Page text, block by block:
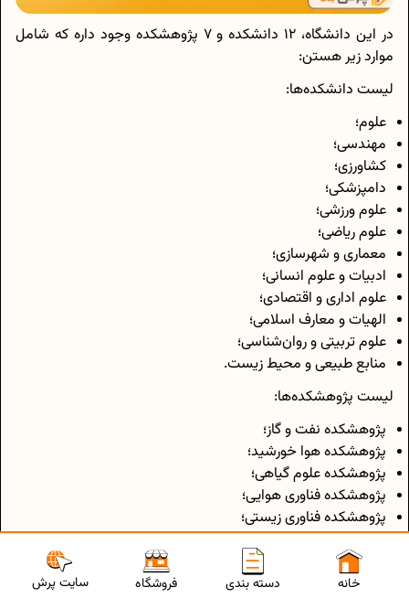
در این دانشگاه، 12 دانشکده و 7 پژوهشکده وجود داره که شامل
موارد زیر هستن:
لیست دانشکده‌ها:
علوم؛
مهندسی؛
کشاورزی؛
دامپزشکی؛
علوم ورزشی؛
علوم ریاضی؛
معماری و شهرسازی؛
ادبیات و علوم انسانی؛
علوم اداری و اقتصادی؛
الهیات و معارف اسلامی؛
علوم تربیتی و روان‌شناسی؛
منابع طبیعی و محیط زیست.
لیست پژوهشکده‌ها:
پژوهشکده نفت و گاز؛
پژوهشکده هوا خورشید؛
پژوهشکده علوم گیاهی؛
پژوهشکده فناوری هوایی؛
پژوهشکده فناوری زیستی؛
پژوهشکده زیارت و گردشگری؛
پژوهشکده مطالعات اسلامی در علوم انسانی.
سایت پرش فروشگاه دسته بندی خانه